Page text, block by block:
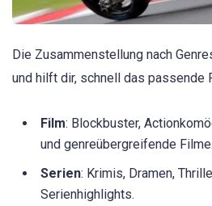
Die Zusammenstellung nach
und hilft dir, schnell das passende
Film: Blockbuster,
und genreübergreifende Filme.
Serien: Krimis, Dramen,
Serienhighlights.